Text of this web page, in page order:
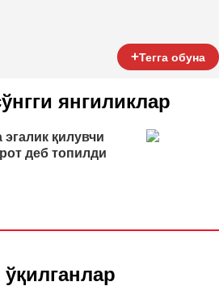
+Тегга обуна
янгиликлар
эгалик қилувчи
деб топилди